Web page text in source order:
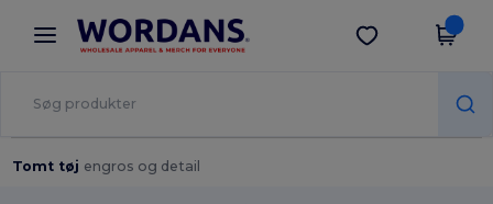
× Wordans-app
Bedre priser i appen!
Hent app
Tomt tøj engros og detail